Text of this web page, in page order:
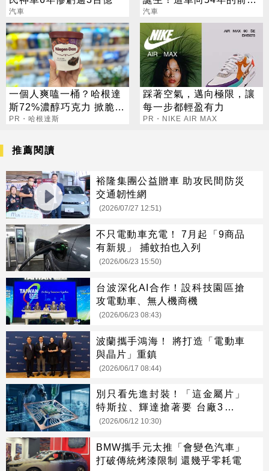
汽車
致敬
汽車
一個人爽嗑一桶？哈根達
斯72%濃醇巧克力 掀脆友
共鳴
PR・哈根達斯
踩著空氣，邁向極限，讓
每一步都輕盈有力
PR・NIKE AIR MAX
推薦閱讀
裕隆集團公益贈車 助攻民間防災
交通韌性網
(2026/07/27 12:51)
不只電動車充電！ 7月起「9商品
有新規」 捕蚊拍也入列
(2026/06/23 15:50)
台波深化AI合作！設科技園區搶
攻電動車、無人機商機
(2026/06/23 08:43)
波蘭攜手鴻海！ 將打造「電動車
與晶片」重鎮
(2026/06/17 08:44)
別只看先進封裝！「這金屬片」
特斯拉、輝達搶著要 台廠3雄喜
迎大行情
(2026/06/12 10:30)
BMW攜手元太推「會變色汽車」
打破傳統烤漆限制 還幾乎零耗電